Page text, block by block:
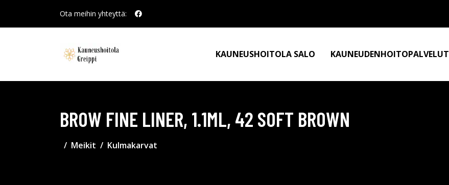
Ota meihin yhteyttä:
KAUNEUSHOITOLA SALO KAUNEUDENHOITOPALVELUT
BROW FINE LINER, 1.1ML, 42 SOFT BROWN
Meikit Kulmakarvat